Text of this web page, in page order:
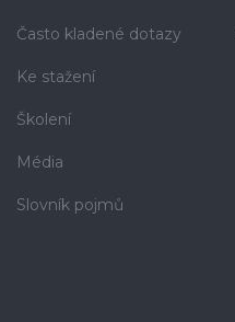
Často kladené dotazy
Ke stažení
Školení
Média
Slovník pojmů